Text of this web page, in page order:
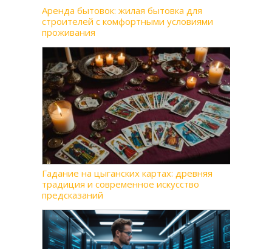
Аренда бытовок: жилая бытовка для
строителей с комфортными условиями
проживания
Гадание на цыганских картах: древняя
традиция и современное искусство
предсказаний